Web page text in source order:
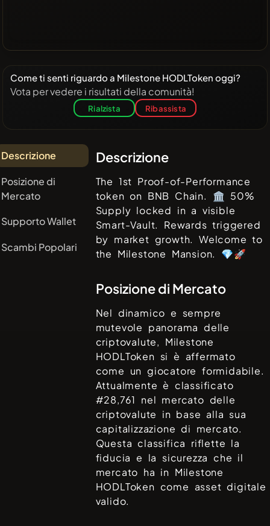
Come ti senti riguardo a Milestone HODLToken oggi?
Vota per vedere i risultati della comunità!
Rialzista Ribassista
Descrizione
Posizione di
Mercato
Supporto Wallet
Scambi Popolari
Descrizione
The 1st Proof-of-Performance
token on BNB Chain. 🏛️ 50%
Supply locked in a visible
Smart-Vault. Rewards triggered
by market growth. Welcome to
the Milestone Mansion. 💎🚀
Posizione di Mercato
Nel dinamico e sempre
mutevole panorama delle
criptovalute, Milestone
HODLToken si è affermato
come un giocatore formidabile.
Attualmente è classificato
#28,761 nel mercato delle
criptovalute in base alla sua
capitalizzazione di mercato.
Questa classifica riflette la
fiducia e la sicurezza che il
mercato ha in Milestone
HODLToken come asset digitale
valido.